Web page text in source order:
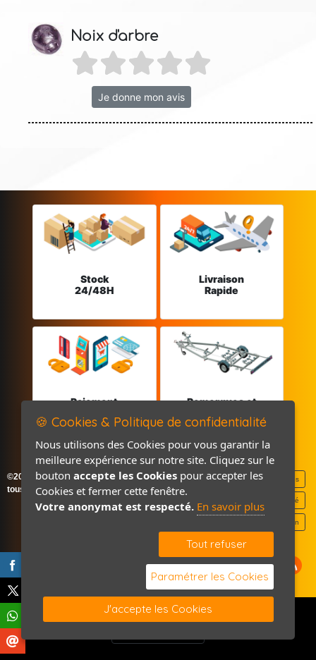
Noix d'arbre
Je donne mon avis
Stock
24/48H
Livraison
Rapide
Paiement
Remorques et
©2026-2027 France Accastillage
tous droits réservés
Mentions légales
Politique de confidentialité
Contact / Plan
🍪 Cookies & Politique de confidentialité
Nous utilisons des Cookies pour vous garantir la
meilleure expérience sur notre site. Cliquez sur le
bouton accepte les Cookies pour accepter les
Cookies et fermer cette fenêtre.
Votre anonymat est respecté. En savoir plus
Tout refuser
Paramétrer les Cookies
J'accepte les Cookies